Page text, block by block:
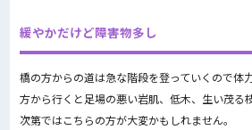
緩やかだけど障害物多し
橋の方からの道は急な階段を登っていくので体
方から行くと足場の悪い岩肌、低木、生い茂る
次第ではこちらの方が大変かもしれません。